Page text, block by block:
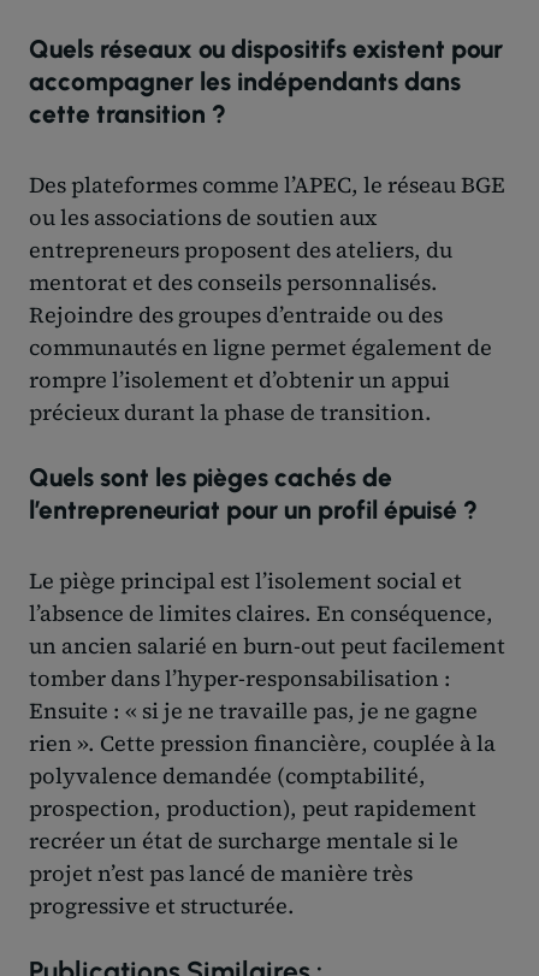
Quels réseaux ou dispositifs existent pour
accompagner les indépendants dans
cette transition ?
Des plateformes comme l’APEC, le réseau BGE
ou les associations de soutien aux
entrepreneurs proposent des ateliers, du
mentorat et des conseils personnalisés.
Rejoindre des groupes d’entraide ou des
communautés en ligne permet également de
rompre l’isolement et d’obtenir un appui
précieux durant la phase de transition.
Quels sont les pièges cachés de
l’entrepreneuriat pour un profil épuisé ?
Le piège principal est l’isolement social et
l’absence de limites claires. En conséquence,
un ancien salarié en burn-out peut facilement
tomber dans l’hyper-responsabilisation :
Ensuite : « si je ne travaille pas, je ne gagne
rien ». Cette pression financière, couplée à la
polyvalence demandée (comptabilité,
prospection, production), peut rapidement
recréer un état de surcharge mentale si le
projet n’est pas lancé de manière très
progressive et structurée.